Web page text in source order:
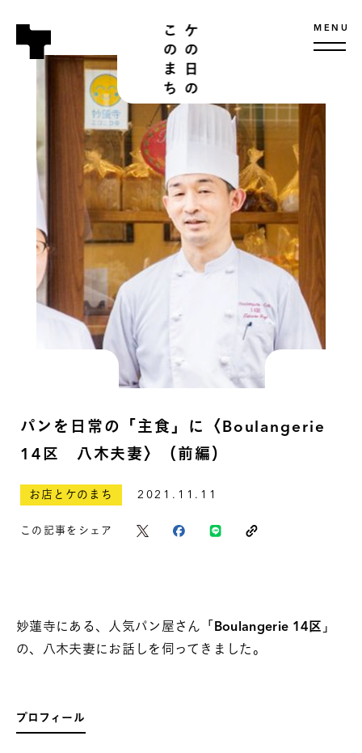
パンを日常の「主食」に〈Boulangerie
14区 八木夫妻〉（前編）
お店とケのまち 2021.11.11
この記事をシェア
妙蓮寺にある、人気パン屋さん「 Boulangerie 14区 」
の、八木夫妻にお話しを伺ってきました。
プロフィール